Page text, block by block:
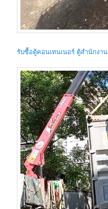
รับซื้อตู้คอนเทนเนอร์ ตู้สำนักงาน